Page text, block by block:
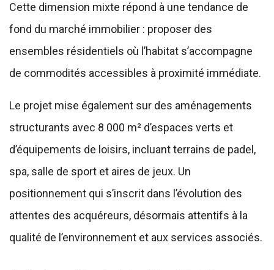
Cette dimension mixte répond à une tendance de
fond du marché immobilier : proposer des
ensembles résidentiels où l’habitat s’accompagne
de commodités accessibles à proximité immédiate.
Le projet mise également sur des aménagements
structurants avec 8 000 m² d’espaces verts et
d’équipements de loisirs, incluant terrains de padel,
spa, salle de sport et aires de jeux. Un
positionnement qui s’inscrit dans l’évolution des
attentes des acquéreurs, désormais attentifs à la
qualité de l’environnement et aux services associés.